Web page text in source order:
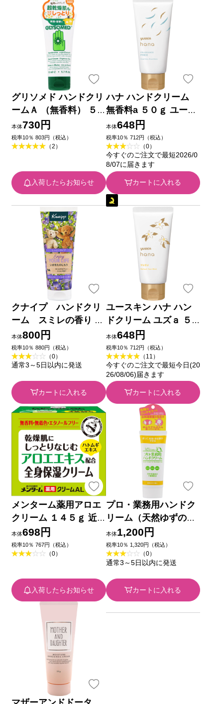
グリソメド ハンドクリ
ームＡ （無香料） ５
０ｍｌ 石澤研究所
本体730円
税率10％ 803円（税込）
（2）
入荷したらお知らせ
ハナ ハンドクリーム
無香料a ５０ｇ ユース
キン製薬
本体648円
税率10％ 712円（税込）
（0）
今すぐのご注文で最短2026/0
8/07に届きます
カートに入れる
クナイプ ハンドクリ
ーム スミレの香り ７
５ｍｌ クナイプ・ジャ
パン
本体800円
税率10％ 880円（税込）
（0）
通常3～5日以内に発送
カートに入れる
ユースキン ハナ ハン
ドクリーム ユズａ ５
０ｇ ユースキン製薬
本体648円
税率10％ 712円（税込）
（11）
今すぐのご注文で最短今日(20
26/08/06)届きます
カートに入れる
メンターム薬用アロエ
クリーム １４５ｇ 近
江兄弟社 (医薬部外品)
本体698円
税率10％ 767円（税込）
（0）
入荷したらお知らせ
プロ・業務用ハンドク
リーム（天然ゆずの香
り） ６０ｇ 吉鷹金箔
本舗
本体1,200円
税率10％ 1,320円（税込）
（0）
通常3～5日以内に発送
カートに入れる